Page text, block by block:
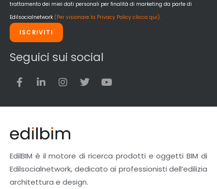
trattamento dei miei dati personali per finalità di marketing da parte di
Edilsocialnetwork (Per visionare la Privacy Policy clicca qui).
ISCRIVITI
Seguici sui social
EdilBIM è il motore di ricerca prodotti e oggetti BIM di
Edilsocialnetwork, dedicato ai professionisti dell’edilizia
architettura e design.